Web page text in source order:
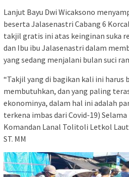
Lanjut Bayu Dwi Wicaksono
beserta Jalasenastri Cabang 6
takjil gratis ini atas keinginan suka
dan Ibu ibu Jalasenastri dalam
yang sedang menjalani bulan suci
“Takjil yang di bagikan kali ini harus
membutuhkan, dan yang paling
ekonominya, dalam hal ini adalah
terkena imbas dari Covid-19) Selama
Komandan Lanal Tolitoli Letkol Laut
ST. MM